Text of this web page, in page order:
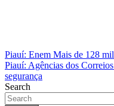
Navegação
de
Post
Piauí: Enem Mais de 128
Piauí: Agências dos
segurança
Search